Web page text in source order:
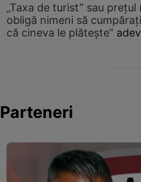
„Taxa de turist” sau
obligă nimeni să
că cineva le plătește”
Parteneri